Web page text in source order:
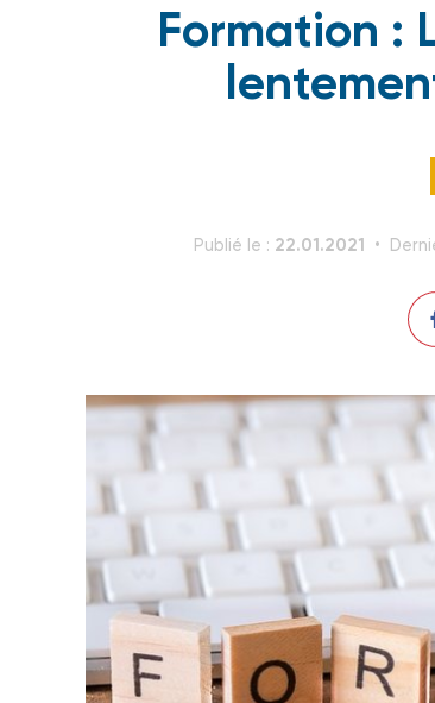
Formation :
Publié le : 22.01.2021